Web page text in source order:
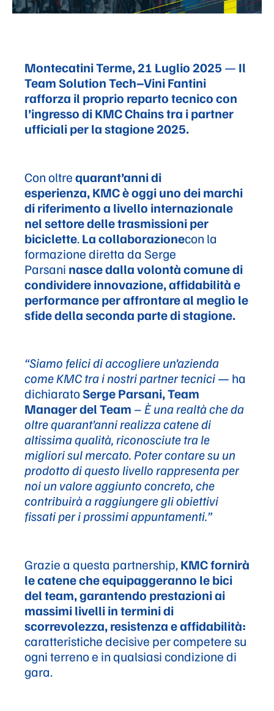
Montecatini Terme, 21 Luglio 2025 — Il
Team Solution Tech–Vini Fantini
rafforza il proprio reparto tecnico con
l’ingresso di KMC Chains tra i partner
ufficialiper la stagione 2025.
Con oltrequarant’anni di
esperienza, KMC è oggi uno dei marchi
di riferimento a livello internazionale
nel settore delle trasmissioni per
biciclette.La collaborazionecon la
formazione diretta da Serge
Parsani nasce dalla volontà comune di
condividere innovazione, affidabilità e
performance per affrontare al meglio le
sfide della seconda parte di stagione.
“Siamo felici di accogliere un’azienda
come KMC tra i nostri partner tecnici— ha
dichiaratoSerge Parsani, Team
Manager del Team –È una realtà che da
oltre quarant’anni realizza catene di
altissima qualità, riconosciute tra le
migliori sul mercato. Poter contare su un
prodotto di questo livello rappresenta per
noi un valore aggiunto concreto, che
contribuirà a raggiungere gli obiettivi
fissati per i prossimi appuntamenti.”
Grazie a questa partnership,KMC fornirà
le catene che equipaggeranno le bici
del team, garantendo prestazioni ai
massimi livelli in termini di
scorrevolezza, resistenza e affidabilità:
caratteristiche decisive per competere su
ogni terreno e in qualsiasi condizione di
gara.